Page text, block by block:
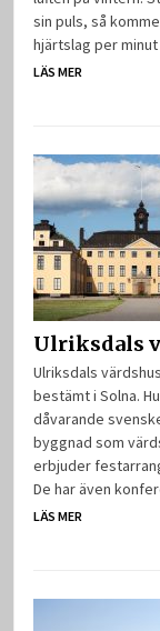
sin puls, så
hjärtslag per
LÄS MER
Ulriksdals
Ulriksdals
bestämt i Solna.
dåvarande
byggnad som
erbjuder
De har även
LÄS MER